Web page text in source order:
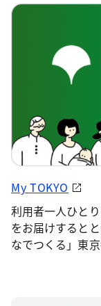
My TOKYO
利用者一人ひと
をお届けすると
なでつくる」東